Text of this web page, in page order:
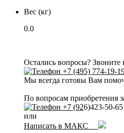
Вес (кг)
0.0
Остались вопросы? Звоните
+7 (495) 774-19-
Мы всегда готовы Вам
По вопросам приобретения
+7 (926)423-50-65
или
Написать в МАКС